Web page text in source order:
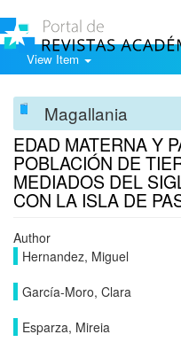
View Item
Magallania
EDAD MATERNA Y
POBLACIÓN DE
MEDIADOS DEL
CON LA ISLA DE
Author
Hernandez, Miguel
García-Moro, Clara
Esparza, Mireia